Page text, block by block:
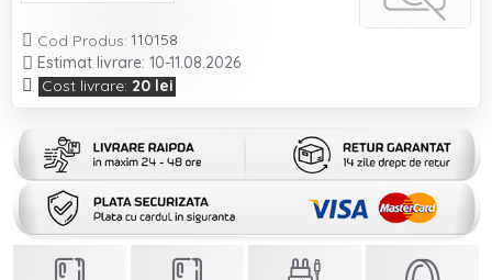
 Cod Produs: 110158
Estimat livrare: 10-11.08.2026
Cost livrare: 20 lei